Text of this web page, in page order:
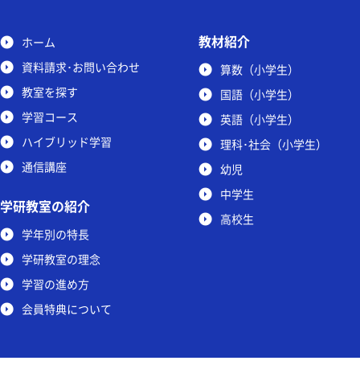
ホーム
資料請求･お問い合わせ
教室を探す
学習コース
ハイブリッド学習
通信講座
学研教室の紹介
学年別の特長
学研教室の理念
学習の進め方
会員特典について
教材紹介
算数（小学生）
国語（小学生）
英語（小学生）
理科･社会（小学生）
幼児
中学生
高校生